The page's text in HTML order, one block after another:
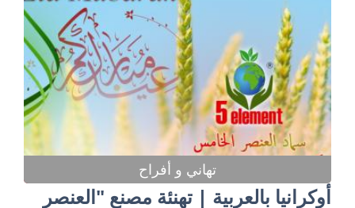
تهاني و أفراح
أوكرانيا بالعربية | تهنئة مصنع "العنصر